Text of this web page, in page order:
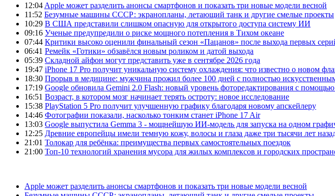
12:04 Apple может разделить анонсы смартфонов и показать три новые модели весной
11:52 Безумные машины СССР: экранопланы, летающий танк и другие смелые проекты
10:29 В США представили слишком опасную для открытого доступа систему ИИ
09:16 Ученые предупредили о риске мощного потепления в Тихом океане
07:44 Критики высоко оценили финальный сезон «Пацанов» после выхода первых
06:41 Ремейк «Готики» обзавёлся новым роликом и датой выхода
05:39 Складной айфон могут представить уже в сентябре 2026 года
19:47 iPhone 17 Pro получит уникальную систему охлаждения: что известно о новом
18:30 Прорыв в медицине: мужчина прожил более 100 дней с полностью
17:19 Google обновила Gemini 2.0 Flash: новый уровень фоторедактирования с
16:51 Возраст, в котором мозг начинает терять остроту: новое исследование
15:38 PlayStation 5 Pro получит улучшенную графику благодаря новому апскейлеру
14:46 Фотографии показали, насколько тонким станет iPhone 17 Air
13:03 Google выпустила Gemma 3 - мощнейшую ИИ-модель для запуска на одном
12:25 Древние европейцы имели темную кожу, волосы и глаза даже три тысячи лет
21:01 Толокар для ребёнка: преимущества первых самостоятельных поездок
21:00 Топ-10 технологий хранения мусора для жилых комплексов и городских
Apple может разделить анонсы смартфонов и показать три новые модели весной